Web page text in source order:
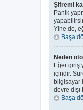
Şifremi
Panik
Yine de,
Başa
Neden
Eğer giriş
içindir.
bilgisayar
devre dışı
Başa